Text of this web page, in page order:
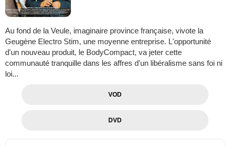
Au fond de la Veule, imaginaire province française, vivote la
Geugène Electro Stim, une moyenne entreprise. L'opportunité
d'un nouveau produit, le BodyCompact, va jeter cette
communauté tranquille dans les affres d'un libéralisme sans foi ni
loi...
VOD
DVD